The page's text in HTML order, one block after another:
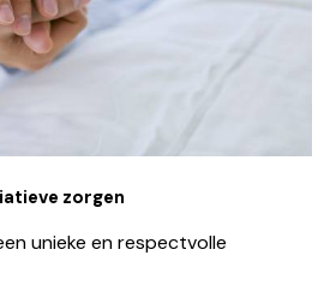
zorgen
unieke en respectvolle